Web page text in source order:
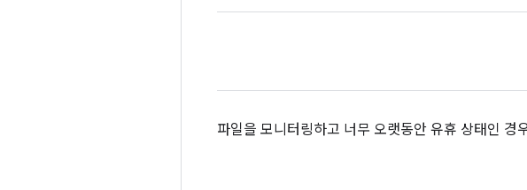
파일을 모니터링하고 너무 오랫동안 유휴 상태인